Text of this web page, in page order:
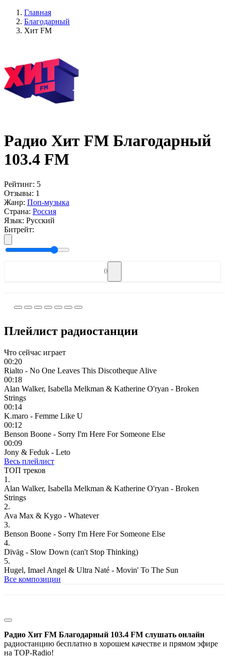
Главная
Благодарный
Хит FM
Радио Хит FM Благодарный
103.4 FM
Рейтинг: 5
Отзывы: 1
Жанр: Поп-музыка
Страна: Россия
Язык: Русский
Битрейт:
0
Плейлист радиостанции
Что сейчас играет
00:20
Rialto - No One Leaves This Discotheque Alive
00:18
Alan Walker, Isabella Melkman & Katherine O'ryan - Broken
Strings
00:14
K.maro - Femme Like U
00:12
Benson Boone - Sorry I'm Here For Someone Else
00:09
Jony & Feduk - Leto
Весь плейлист
ТОП треков
1.
Alan Walker, Isabella Melkman & Katherine O'ryan - Broken
Strings
2.
Ava Max & Kygo - Whatever
3.
Benson Boone - Sorry I'm Here For Someone Else
4.
Dïväg - Slow Down (can't Stop Thinking)
5.
Hugel, Imael Angel & Ultra Naté - Movin' To The Sun
Все композиции
Радио Хит FM Благодарный 103.4 FM слушать онлайн
радиостанцию бесплатно в хорошем качестве и прямом эфире
на TOP-Radio!